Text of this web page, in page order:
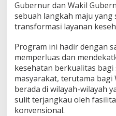
Gubernur dan Wakil
sebuah langkah maju yang
transformasi layanan
Program ini hadir dengan
memperluas dan
kesehatan berkualitas
masyarakat, terutama bagi
berada di wilayah-wilayah
sulit terjangkau oleh
konvensional.